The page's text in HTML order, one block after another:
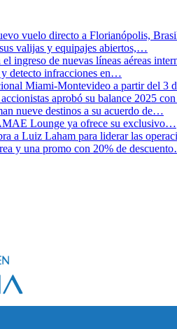
vuelo directo a Florianópolis,
valijas y equipajes abiertos,…
ingreso de nuevas líneas aéreas
detecto infracciones en…
Miami-Montevideo a partir del 3
aprobó su balance 2025
nueve destinos a su acuerdo de…
Lounge ya ofrece su exclusivo…
a Luiz Laham para liderar las
y una promo con 20% de